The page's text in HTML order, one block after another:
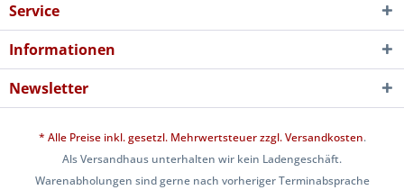
Service
Informationen
Newsletter
* Alle Preise inkl. gesetzl. Mehrwertsteuer zzgl.Versandkosten.
Als Versandhaus unterhalten wir kein Ladengeschäft.
Warenabholungen sind gerne nach vorheriger Terminabsprache